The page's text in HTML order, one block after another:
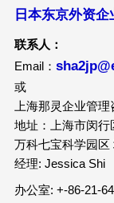
日本东京外资
联系人：
Email：
或
上海那灵企业管
地址：上海市闵行
万科七宝科学园区
经理: Jessica Shi
办公室: +-86-21-